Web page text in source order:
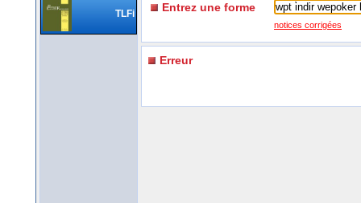
TLFi Entrez une forme
notices corrigées
Erreur